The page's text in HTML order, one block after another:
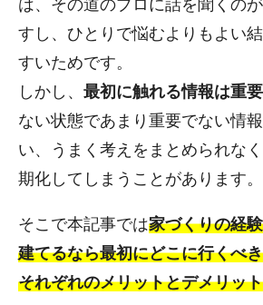
は、その道のプロに話を聞くの
すし、ひとりで悩むよりもよい
すいためです。
しかし、 最初に触れる情報は重要
ない状態であまり重要でない情
い、うまく考えをまとめられな
期化してしまうことがあります。
そこで本記事では家づくりの経
建てるなら最初にどこに行くべ
それぞれのメリットとデメリット